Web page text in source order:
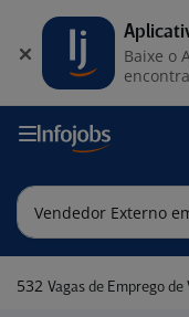
532 Vagas de Emprego de
Baixe o